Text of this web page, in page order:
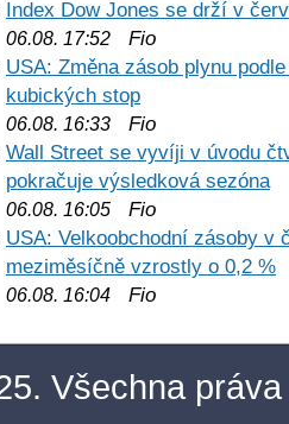
Index Dow Jones se drží v
06.08. 17:52 Fio
USA: Změna zásob plynu
kubických stop
06.08. 16:33 Fio
Wall Street se vyvíji v úvodu
pokračuje výsledková sezóna
06.08. 16:05 Fio
USA: Velkoobchodní zásoby v
meziměsíčně vzrostly o 0,2 %
06.08. 16:04 Fio
Všechna práva